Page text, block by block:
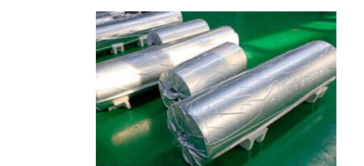
livslängd för kondensatorn.